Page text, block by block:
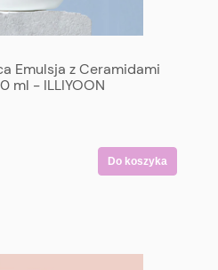
Emulsja z Ceramidami
ml - ILLIYOON
Do koszyka